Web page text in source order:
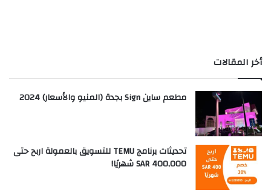
أخر المقالات
مطعم ساين Sign بجدة (المنيو والأسعار) 2024
تحديثات برنامج TEMU للتسويق بالعمولة اربح حتى
SAR 400,000 شهريًا!